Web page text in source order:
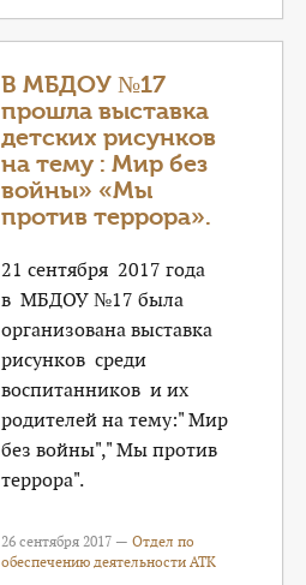
В МБДОУ №17
прошла выставка
детских рисунков
на тему : Мир без
войны» «Мы
против террора».
21 сентября 2017 года
в МБДОУ №17 была
организована выставка
рисунков среди
воспитанников и их
родителей на тему:" Мир
без войны"," Мы против
террора".
26 сентября 2017 —Отдел по
обеспечению деятельности АТК